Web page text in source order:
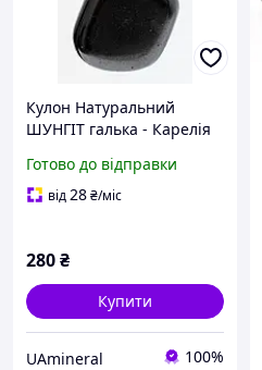
Кулон Натуральний
ШУНГІТ галька - Карелія
Готово до відправки
від28₴/міс
280₴
Купити
UAmineral 100%